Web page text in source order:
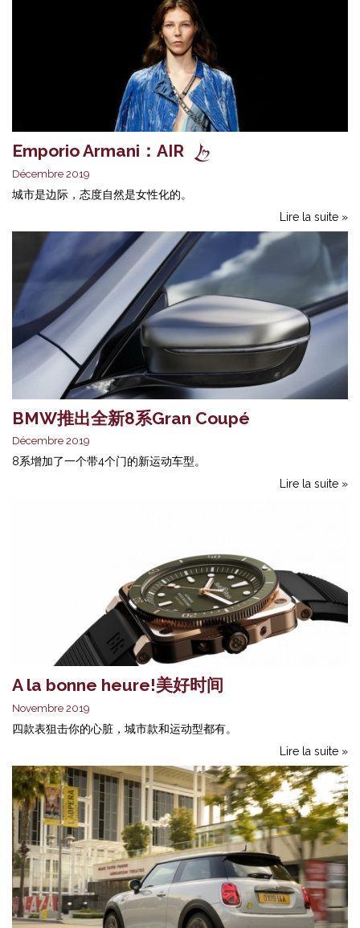
Emporio Armani：AIR
Décembre 2019
城市是边际，态度自然是女性化的。
Lire la suite »
BMW推出全新8系Gran Coupé
Décembre 2019
8系增加了一个带4个门的新运动车型。
Lire la suite »
A la bonne heure!美好时间
Novembre 2019
四款表狙击你的心脏，城市款和运动型都有。
Lire la suite »